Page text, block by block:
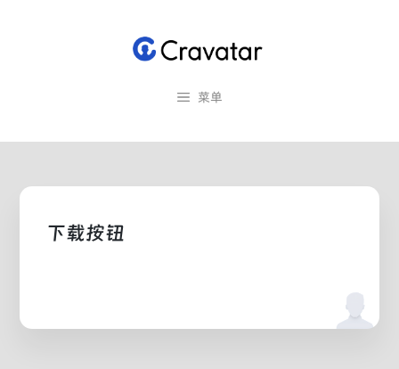
菜单
下载按钮